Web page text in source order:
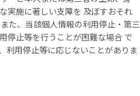
実施に著しい支障を 及ぼすおそれ
た、当該個人情報の利用停止・第三
停止等を行うことが困難な場合 で
利用停止等に応じないことがありま